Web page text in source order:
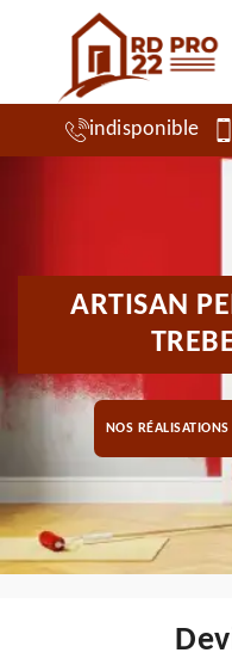
indisponible
ARTISAN
NOS RÉALISATIONS